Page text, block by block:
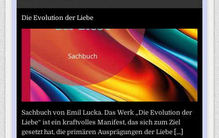
Die Evolution der Liebe
Sachbuch von Emil Lucka. Das Werk „Die Evolution der
Liebe“ ist ein kraftvolles Manifest, das sich zum Ziel
gesetzt hat, die primären Ausprägungen der Liebe [...]